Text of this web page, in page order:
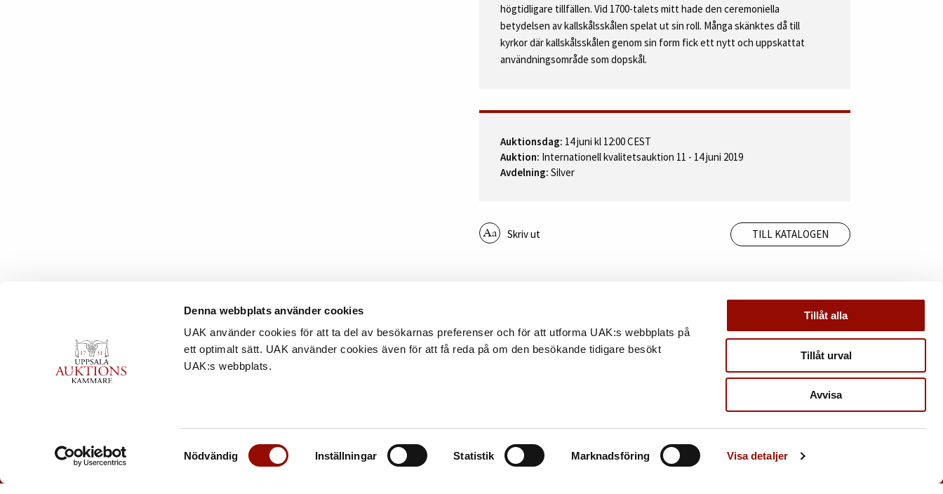
Denna webbplats använder cookies
UAK använder cookies för att ta del av besökarnas preferenser och för att utforma UAK:s webbplats på
ett optimalt sätt. UAK använder cookies även för att få reda på om den besökande tidigare besökt
UAK:s webbplats.
Samtyckesval
Nödvändig Inställningar Statistik Marknadsföring Visa detaljer
Tillåt alla
Tillåt urval
Avvisa
högtidligare tillfällen. Vid 1700-talets mitt hade den ceremoniella
betydelsen av kallskålsskålen spelat ut sin roll. Många skänktes då till
kyrkor där kallskålsskålen genom sin form fick ett nytt och uppskattat
användningsområde som dopskål.
Auktionsdag: 14 juni kl 12:00 CEST
Auktion: Internationell kvalitetsauktion 11 - 14 juni 2019
Avdelning: Silver
Skriv ut TILL KATALOGEN
KONTAKT
Uppsala Auktionskammare
SNABBLÄNKAR
Värdera och sälja föremål